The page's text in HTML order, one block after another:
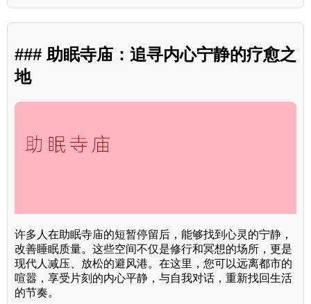
### 助眠寺庙：追寻内心宁静的疗愈之
地
许多人在助眠寺庙的短暂停留后，能够找到心灵的宁静，
改善睡眠质量。这些空间不仅是修行和冥想的场所，更是
现代人减压、放松的避风港。在这里，您可以远离都市的
喧嚣，享受片刻的内心平静，与自我对话，重新找回生活
的节奏。